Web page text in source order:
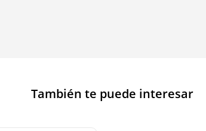
También te puede interesar